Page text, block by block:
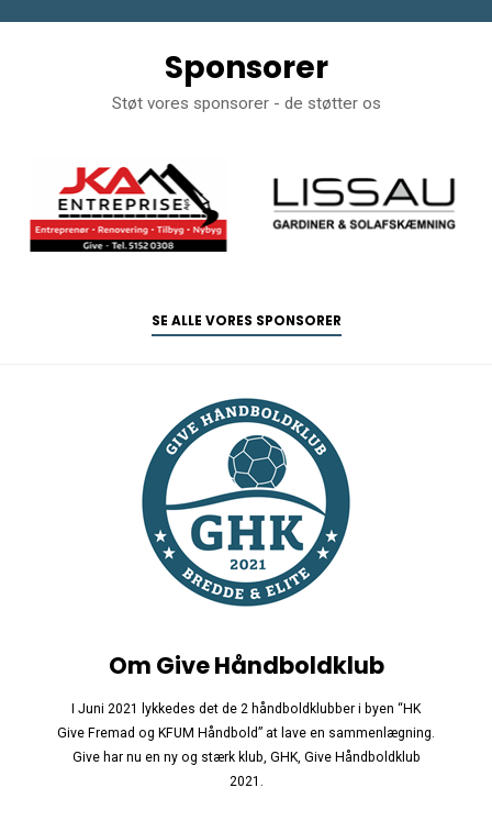
Sponsorer
Støt vores sponsorer - de støtter os
SE ALLE VORES SPONSORER
Om Give Håndboldklub
I Juni 2021 lykkedes det de 2 håndboldklubber i byen “HK
Give Fremad og KFUM Håndbold” at lave en sammenlægning.
Give har nu en ny og stærk klub, GHK, Give Håndboldklub
2021.